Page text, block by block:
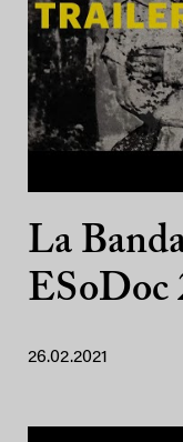
La
ESoDoc
26.02.2021